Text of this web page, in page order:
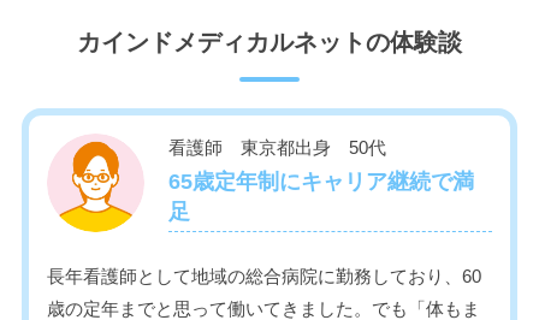
カインドメディカルネットの体験談
看護師 東京都出身 50代
65歳定年制にキャリア継続で満
足
長年看護師として地域の総合病院に勤務しており、60
歳の定年までと思って働いてきました。でも「体もま